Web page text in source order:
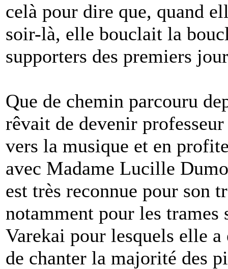
celà pour dire que, quand
soir-là, elle bouclait la
supporters des premiers
Que de chemin parcouru
rêvait de devenir
vers la musique et en
avec Madame Lucille
est très reconnue pour son
notamment pour les trames
Varekai pour lesquels elle
de chanter la majorité des